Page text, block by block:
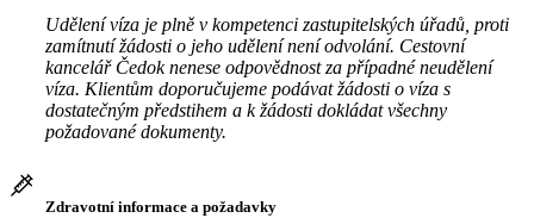
Udělení víza je plně v kompetenci zastupitelských úřadů, proti
zamítnutí žádosti o jeho udělení není odvolání. Cestovní
kancelář Čedok nenese odpovědnost za případné neudělení
víza. Klientům doporučujeme podávat žádosti o víza s
dostatečným předstihem a k žádosti dokládat všechny
požadované dokumenty.
Zdravotní informace a požadavky